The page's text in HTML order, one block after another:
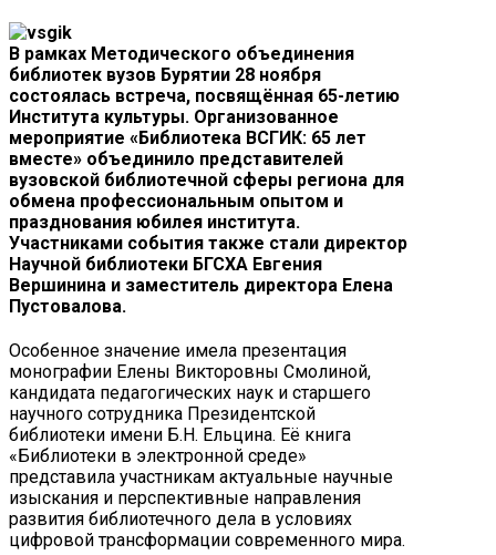
В рамках Методического объединения
библиотек вузов Бурятии 28 ноября
состоялась встреча, посвящённая 65-летию
Института культуры. Организованное
мероприятие «Библиотека ВСГИК: 65 лет
вместе» объединило представителей
вузовской библиотечной сферы региона для
обмена профессиональным опытом и
празднования юбилея института.
Участниками события также стали директор
Научной библиотеки БГСХА Евгения
Вершинина и заместитель директора Елена
Пустовалова.
Особенное значение имела презентация
монографии Елены Викторовны Смолиной,
кандидата педагогических наук и старшего
научного сотрудника Президентской
библиотеки имени Б.Н. Ельцина. Её книга
«Библиотеки в электронной среде»
представила участникам актуальные научные
изыскания и перспективные направления
развития библиотечного дела в условиях
цифровой трансформации современного мира.